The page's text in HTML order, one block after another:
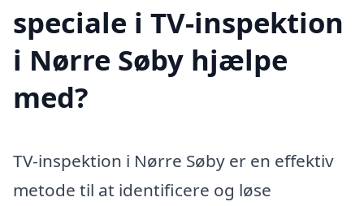
speciale i TV-inspektion
i Nørre Søby hjælpe
med?
TV-inspektion i Nørre Søby er en effektiv
metode til at identificere og løse